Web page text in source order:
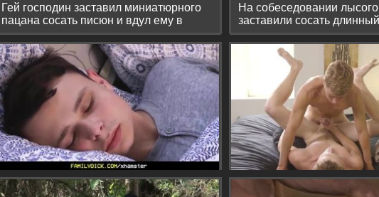
Гей господин заставил миниатюрного
пацана сосать писюн и вдул ему в
тугую жопу
На собеседовании
заставили сосать
трахнули